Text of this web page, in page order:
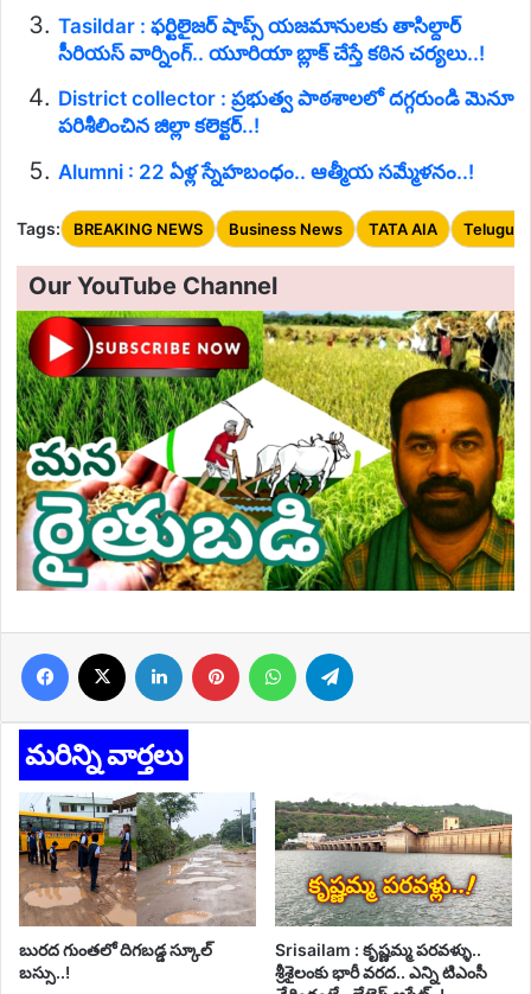
Tasildar : ఫర్టిలైజర్ షాప్స్ యజమానులకు తాసిల్దార్
సీరియస్ వార్నింగ్.. యూరియా బ్లాక్ చేస్తే కఠిన చర్యలు..!
District collector : ప్రభుత్వ పాఠశాలలో దగ్గరుండి మెనూ
పరిశీలించిన జిల్లా కలెక్టర్..!
Alumni : 22 ఏళ్ల స్నేహబంధం.. ఆత్మీయ సమ్మేళనం..!
Tags: BREAKING NEWS Business News TATA AIA Telugu
Our YouTube Channel
Facebook LinkedIn Pinterest WhatsApp
మరిన్ని వార్తలు
బురద గుంతలో దిగబడ్డ స్కూల్
బస్సు..!
Srisailam : కృష్ణమ్మ పరవళ్ళు..
శ్రీశైలంకు భారీ వరద.. ఎన్ని టిఎంసీ